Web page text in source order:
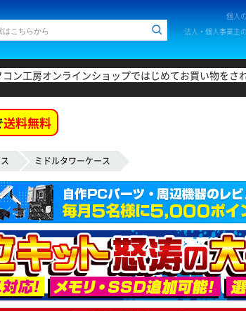
個人
法人・個人事業主
コン工房オンラインショップではじめてお買い物をさ
送料無料
ミドルタワーケース